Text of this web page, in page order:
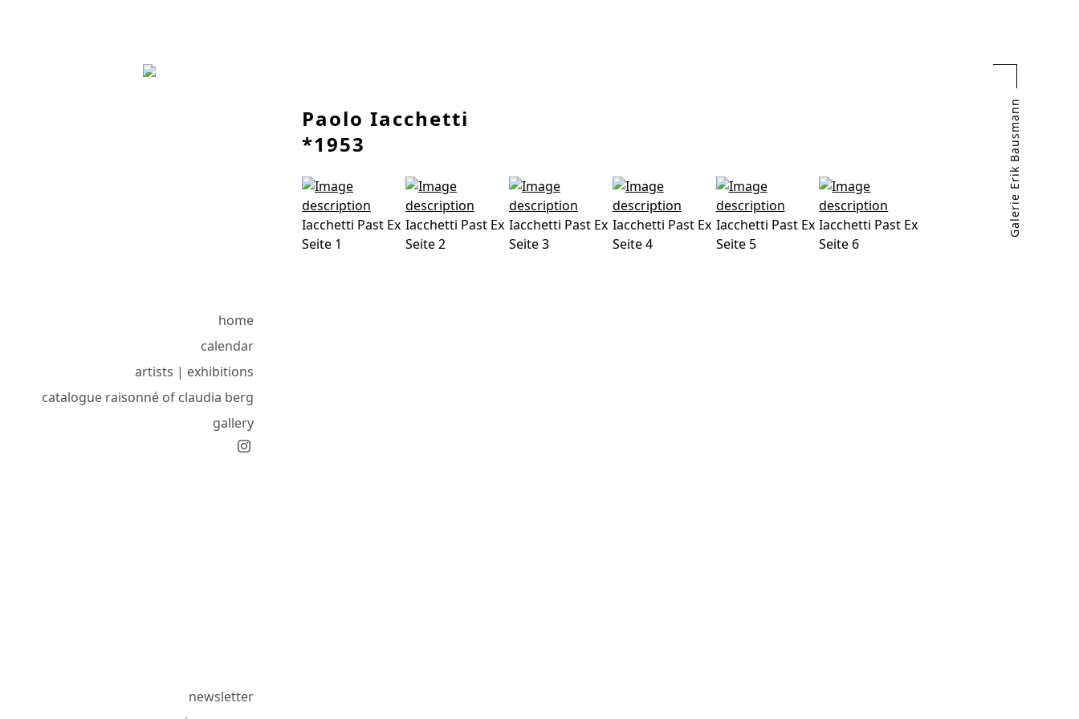
home
calendar
artists | exhibitions
catalogue raisonné of claudia berg
gallery
newsletter
Galerie Erik Bausmann
Paolo Iacchetti
*1953
Iacchetti Past Ex
Seite 1
Iacchetti Past Ex
Seite 2
Iacchetti Past Ex
Seite 3
Iacchetti Past Ex
Seite 4
Iacchetti Past Ex
Seite 5
Iacchetti Past Ex
Seite 6